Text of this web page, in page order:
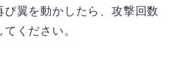
翼を動かしたら、攻撃回数
ください。